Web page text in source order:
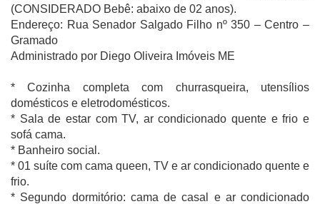
(CONSIDERADO Bebê: abaixo de 02 anos).
Endereço: Rua Senador Salgado Filho nº 350 – Centro –
Gramado
Administrado por Diego Oliveira Imóveis ME
* Cozinha completa com churrasqueira, utensílios
domésticos e eletrodomésticos.
* Sala de estar com TV, ar condicionado quente e frio e
sofá cama.
* Banheiro social.
* 01 suíte com cama queen, TV e ar condicionado quente e
frio.
* Segundo dormitório: cama de casal e ar condicionado